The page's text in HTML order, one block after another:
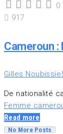
2
1
0
917
Cameroun
Gilles Noubissie
De nationalité
Femme
Read more
No More Posts